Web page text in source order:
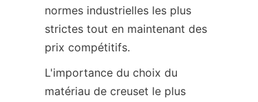
normes industrielles les plus
strictes tout en maintenant des
prix compétitifs.
L'importance du choix du
matériau de creuset le plus